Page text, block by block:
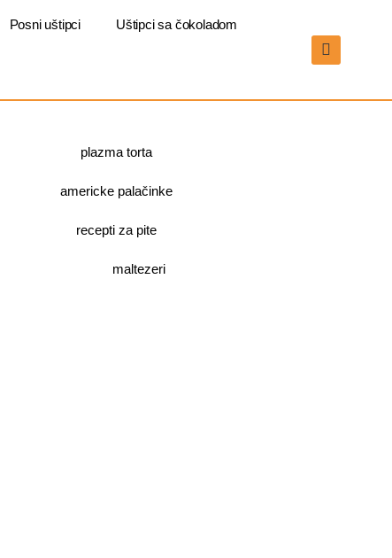
Posni uštipci Uštipci sa čokoladom